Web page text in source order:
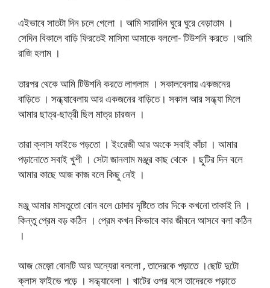
এইভাবে সাতটা দিন চলে গেলো । আমি সারাদিন ঘুরে ঘুরে বেড়াতাম ।
সেদিন বিকালে বাড়ি ফিরতেই মাসিমা আমাকে বললো- টিউশনি করতে ।আমি
রাজি হলাম ।
তারপর থেকে আমি টিউশনি করতে লাগলাম । সকালবেলায় একজনের
বাড়িতে । সন্ধ্যাবেলায় আর একজনের বাড়িতে। সকাল আর সন্ধ্যা মিলে
আমার ছাত্র-ছাত্রী ছিল মাত্র চারজন ।
তারা ক্লাস ফাইভে পড়তো । ইংরেজী আর অংকে সবাই কাঁচা । আমার
পড়ানোতে সবাই খুশী । সেটা জানলাম মঞ্জুর কাছ থেকে । ছুটির দিন বলে
আমার কাছে আজ কাজ বলে কিছু নেই ।
মঞ্জু আমার মাসতুতো বোন বলে চোদার দৃষ্টিতে তার দিকে কখনো তাকাই নি ।
কিন্তু প্রেম বড় কঠিন । প্রেম কখন কিভাবে কার জীবনে আসবে বলা কঠিন
।
আজ মেজ়ো বোনটি আর অন্যেরা বললো , তাদেরকে পড়াতে ।ছোট দুটো
ক্লাস ফাইভে পড়ে । সন্ধ্যাবেলা । খাটের ওপর বসে তাদেরকে পড়াতে